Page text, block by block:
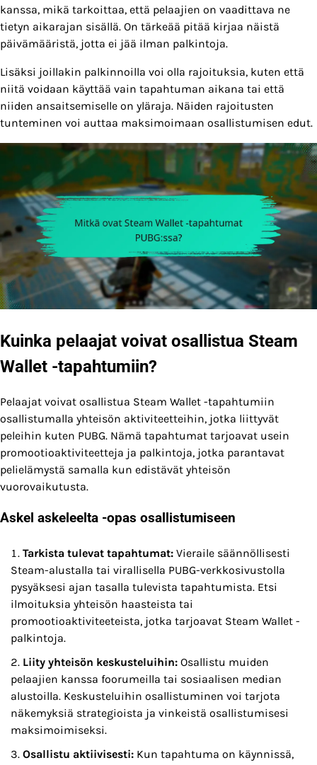
kanssa, mikä tarkoittaa, että pelaajien on vaadittava ne
tietyn aikarajan sisällä. On tärkeää pitää kirjaa näistä
päivämääristä, jotta ei jää ilman palkintoja.
Lisäksi joillakin palkinnoilla voi olla rajoituksia, kuten että
niitä voidaan käyttää vain tapahtuman aikana tai että
niiden ansaitsemiselle on yläraja. Näiden rajoitusten
tunteminen voi auttaa maksimoimaan osallistumisen edut.
Kuinka pelaajat voivat osallistua Steam
Wallet -tapahtumiin?
Pelaajat voivat osallistua Steam Wallet -tapahtumiin
osallistumalla yhteisön aktiviteetteihin, jotka liittyvät
peleihin kuten PUBG. Nämä tapahtumat tarjoavat usein
promootioaktiviteetteja ja palkintoja, jotka parantavat
pelielämystä samalla kun edistävät yhteisön
vuorovaikutusta.
Askel askeleelta -opas osallistumiseen
Tarkista tulevat tapahtumat: Vieraile säännöllisesti
Steam-alustalla tai virallisella PUBG-verkkosivustolla
pysyäksesi ajan tasalla tulevista tapahtumista. Etsi
ilmoituksia yhteisön haasteista tai
promootioaktiviteeteista, jotka tarjoavat Steam Wallet -
palkintoja.
Liity yhteisön keskusteluihin: Osallistu muiden
pelaajien kanssa foorumeilla tai sosiaalisen median
alustoilla. Keskusteluihin osallistuminen voi tarjota
näkemyksiä strategioista ja vinkeistä osallistumisesi
maksimoimiseksi.
Osallistu aktiivisesti: Kun tapahtuma on käynnissä,